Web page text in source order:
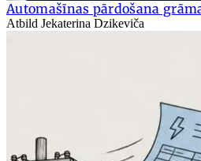
Automašīnas pārdošana
Atbild Jekaterina Dzikeviča